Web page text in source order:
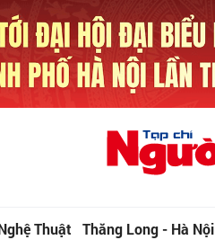
Thuật Thăng Long - Hà Nội